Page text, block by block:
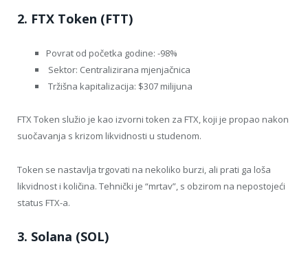
2. FTX Token (FTT)
Povrat od početka godine: -98%
Sektor: Centralizirana mjenjačnica
Tržišna kapitalizacija: $307 milijuna
FTX Token služio je kao izvorni token za FTX, koji je propao nakon
suočavanja s krizom likvidnosti u studenom.
Token se nastavlja trgovati na nekoliko burzi, ali prati ga loša
likvidnost i količina. Tehnički je “mrtav”, s obzirom na nepostojeći
status FTX-a.
3. Solana (SOL)